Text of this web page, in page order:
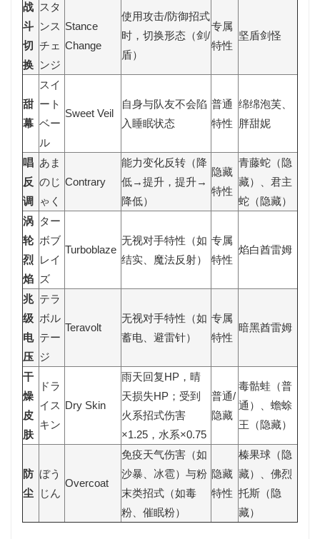
战
斗
切
换
スタ
ンス
チェ
ンジ
Stance
Change
使用攻击/防御招式
时，切换形态（剑/
盾）
专属
特性
坚盾剑怪
甜
幕
スイ
ート
ベー
ル
Sweet Veil
自身与队友不会陷
入睡眠状态
普通
特性
绵绵泡芙、
胖甜妮
唱
反
调
あま
のじ
ゃく
Contrary
能力变化反转（降
低→提升，提升→
降低）
隐藏
特性
青藤蛇（隐
藏）、君主
蛇（隐藏）
涡
轮
烈
焰
ター
ボブ
レイ
ズ
Turboblaze
无视对手特性（如
结实、魔法反射）
专属
特性
焰白酋雷姆
兆
级
电
压
テラ
ボル
テー
ジ
Teravolt
无视对手特性（如
蓄电、避雷针）
专属
特性
暗黑酋雷姆
干
燥
皮
肤
ドラ
イス
キン
Dry Skin
雨天回复HP，晴
天损失HP；受到
火系招式伤害
×1.25，水系×0.75
普通/
隐藏
毒骷蛙（普
通）、蟾蜍
王（隐藏）
防
尘
ぼう
じん
Overcoat
免疫天气伤害（如
沙暴、冰雹）与粉
末类招式（如毒
粉、催眠粉）
隐藏
特性
榛果球（隐
藏）、佛烈
托斯（隐
藏）